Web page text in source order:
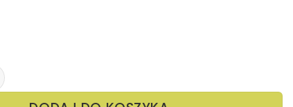
psa małe 60 cm różowe